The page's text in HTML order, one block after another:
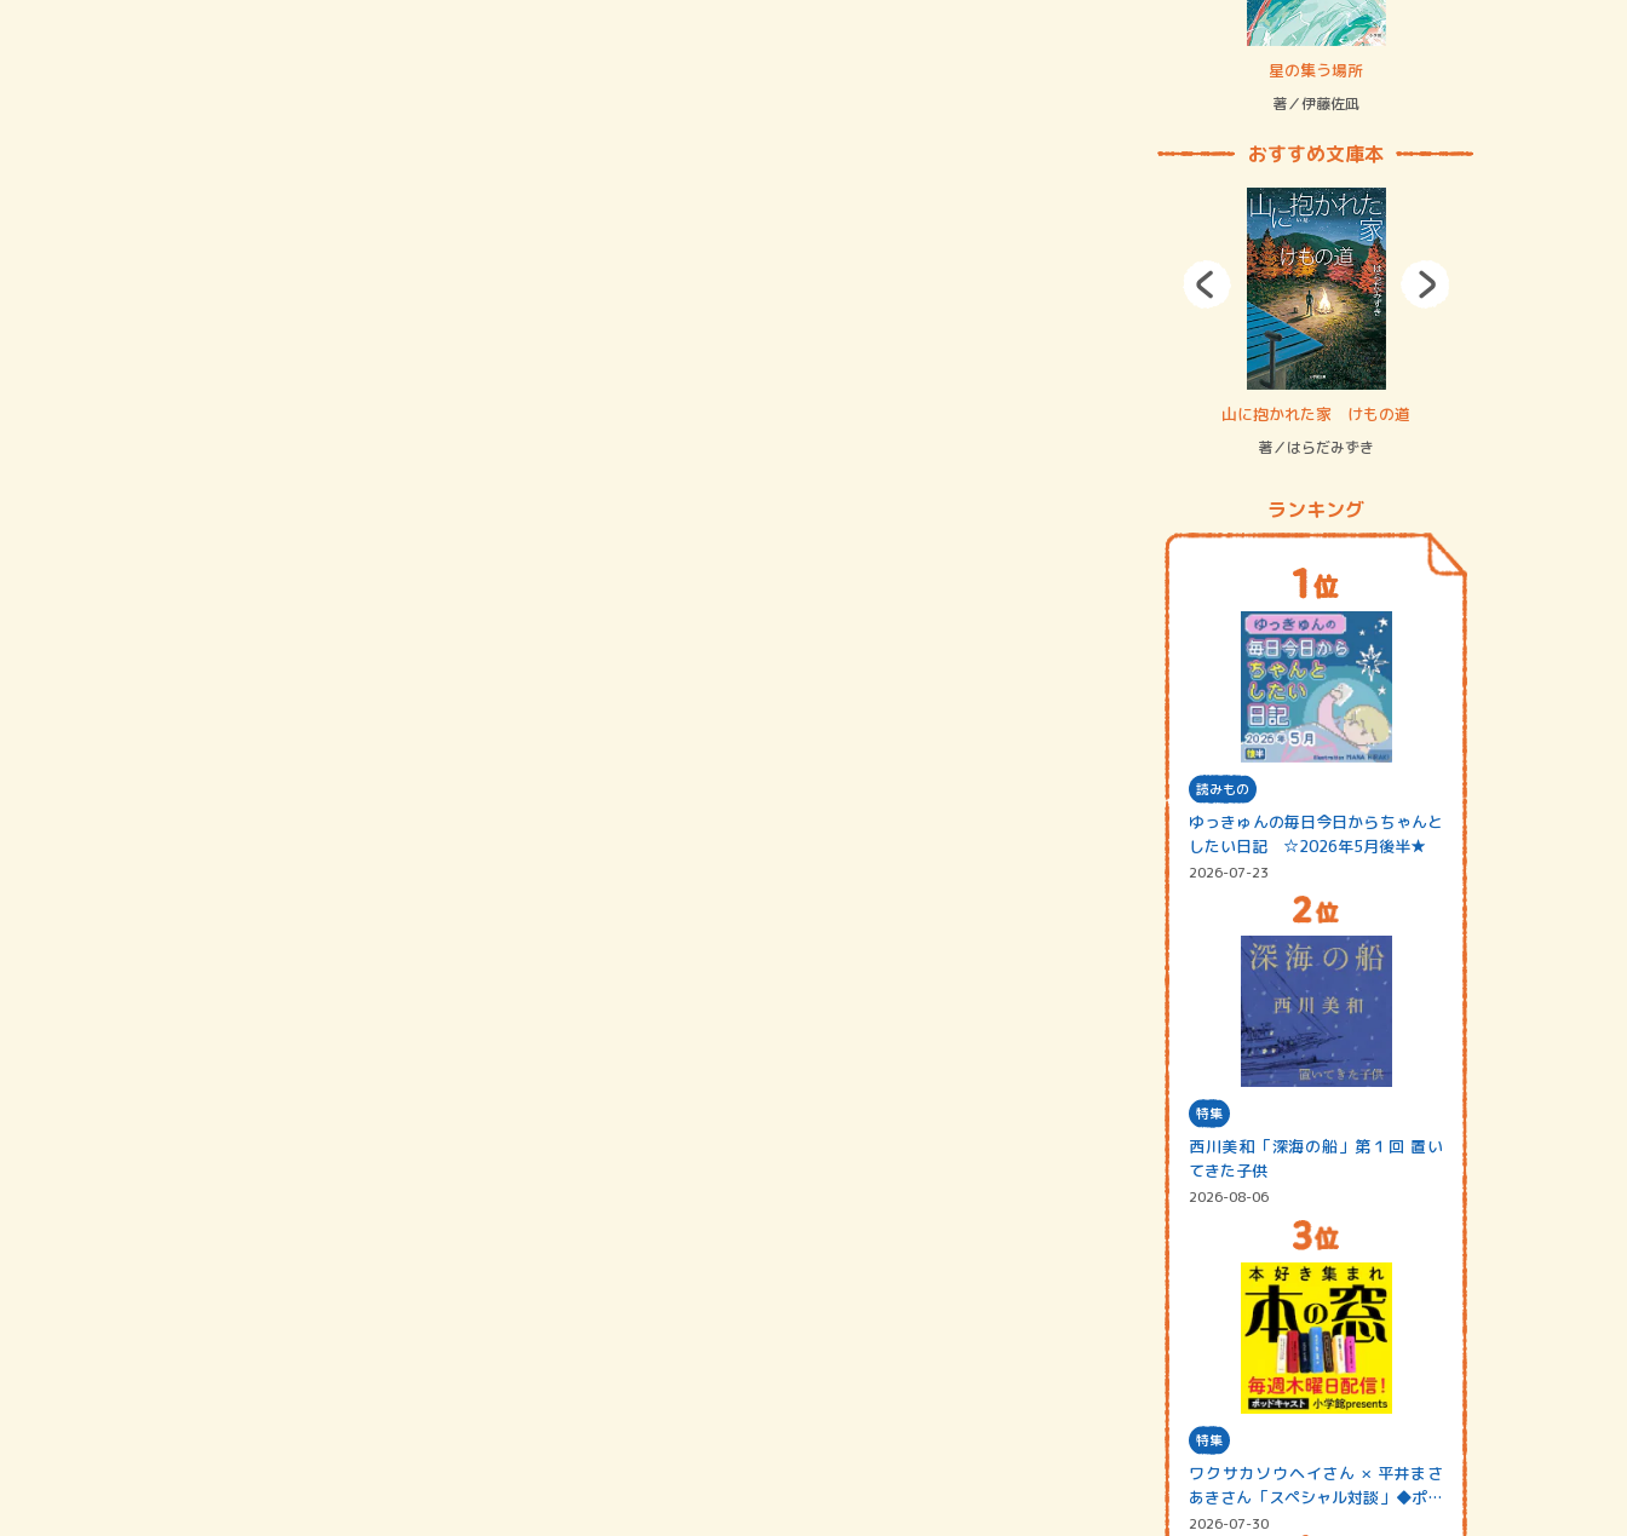
星の集う場所
著／伊藤佐凪
おすすめ文庫本
山に抱かれた家 けもの道
著／はらだみずき
ランキング
読みもの
ゆっきゅんの毎日今日からちゃんと
したい日記 ☆2026年5月後半★
2026-07-23
特集
西川美和「深海の船」第１回 置い
てきた子供
2026-08-06
特集
ワクサカソウヘイさん × 平井まさ
あきさん「スペシャル対談」◆ポッ
ドキャスト…
2026-07-30